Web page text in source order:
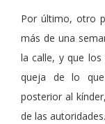
Por último, otro
más de una
la calle, y que
queja de lo
posterior al
de las autoridades.